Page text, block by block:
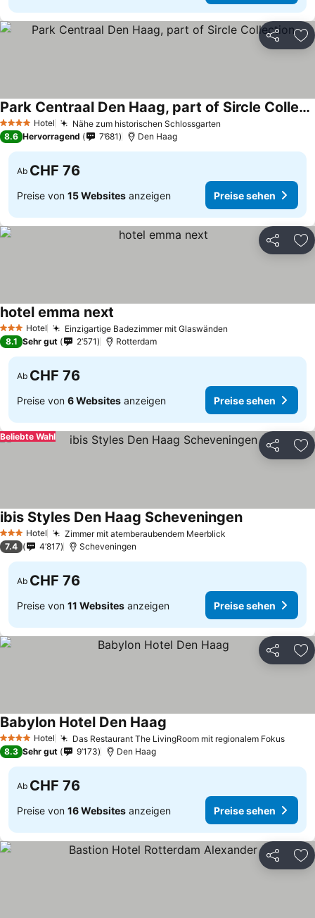
Teilen
4 Sterne Hotel Nähe zum historischen Schlossgarten
Park Centraal Den Haag, part of Sircle Collection
Preise sehen
8.6 Hervorragend 7’681 Den Haag
Ab CHF 76
Preise von 15 Websites anzeigen Preise sehen
Teilen
3 SterneHotel Einzigartige Badezimmer mit Glaswänden
hotel emma next
8.1 Sehr gut 2’571 Rotterdam
Ab CHF 76
Preise von 6 Websites anzeigen Preise sehen
Teilen
Beliebte Wahl
3 SterneHotel Zimmer mit atemberaubendem Meerblick
ibis Styles Den Haag ScheveningenPreise sehen
7.4 4’817 Scheveningen
Ab CHF 76
Preise von 11 Websites anzeigen Preise sehen
Teilen
4 Sterne Hotel Das Restaurant The LivingRoom mit regionalem Fokus
Babylon Hotel Den Haag
8.3 Sehr gut 9’173 Den Haag
Ab CHF 76
Preise von 16 Websites anzeigen Preise sehen
Teilen